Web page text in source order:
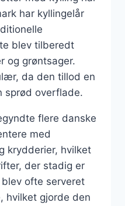
har kyllingelår
blev tilberedt
og grøntsager.
da den tillod en
sprød overflade.
flere danske
med
krydderier, hvilket
der stadig er
ofte serveret
hvilket gjorde den